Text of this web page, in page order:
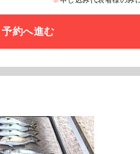
約へ進む